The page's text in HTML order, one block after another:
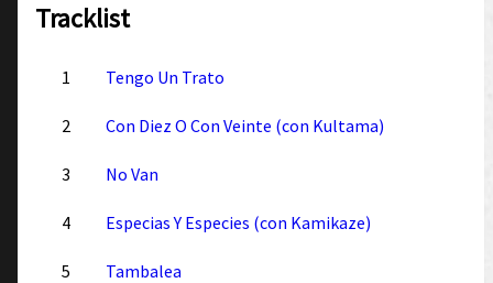
Tracklist
1 Tengo Un Trato
2 Con Diez O Con Veinte (con Kultama)
3 No Van
4 Especias Y Especies (con Kamikaze)
5 Tambalea